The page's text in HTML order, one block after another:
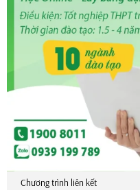
CÁC NGÀNH ĐÀO TẠO
Ngôn ngữ Anh
Ngôn ngữ Trung
Luật
Luật kinh tế
Kế toán
Quản trị kinh doanh
Quản trị khách sạn
Quản trị DV du lịch & lữ hành
Tài chính – Ngân hàng
Công nghệ thông tin
Thương mại điện tử
Chương trình liên kết